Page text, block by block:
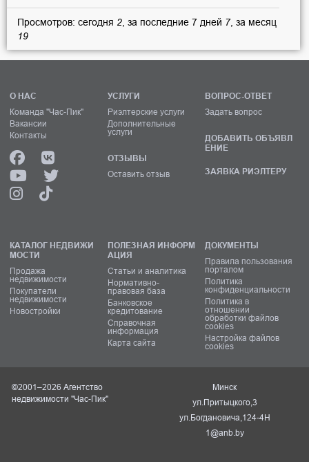
Просмотров: сегодня 2 , за последние 7 дней 7, за месяц
19
О НАС
Команда "Час-Пик"
Вакансии
Контакты
УСЛУГИ
Риэлтерские услуги
Дополнительные
услуги
ОТЗЫВЫ
Оставить отзыв
ВОПРОС-ОТВЕТ
Задать вопрос
ДОБАВИТЬ ОБЪЯВЛ
ЕНИЕ
ЗАЯВКА РИЭЛТЕРУ
КАТАЛОГ НЕДВИЖИ
МОСТИ
Продажа
недвижимости
Покупатели
недвижимости
Новостройки
ПОЛЕЗНАЯ ИНФОРМ
АЦИЯ
Статьи и аналитика
Нормативно-
правовая база
Банковское
кредитование
Справочная
информация
Карта сайта
ДОКУМЕНТЫ
Правила пользования
порталом
Политика
конфиденциальности
Политика в
отношении
обработки файлов
cookies
Настройка файлов
cookies
©2001–2026 Агентство
недвижимости "Час-Пик"
Минск
ул.Притыцкого,3
ул.Богдановича,124-4Н
1@anb.by